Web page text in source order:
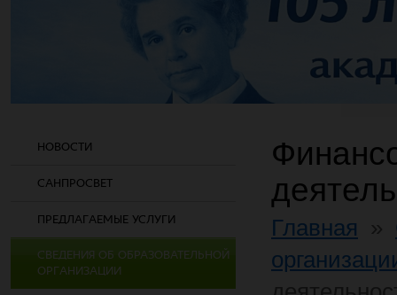
НОВОСТИ
САНПРОСВЕТ
ПРЕДЛАГАЕМЫЕ УСЛУГИ
СВЕДЕНИЯ ОБ ОБРАЗОВАТЕЛЬНОЙ
ОРГАНИЗАЦИИ
Главная